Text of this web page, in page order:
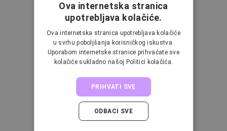
Ako si fan obitelji Kardashian, ovaj party je
upravo za tebe. Svima dobro poznata Kim i
njezin besprijekoran makeup, nadahuno je
mnoge žene na eksperimentiranje sa šminkom
i isprobavanje novih tehnika. Naš party će te
provesti kroz njenu kultnu tehniku
oblikovanja lica, sjenćanih usana, do
odvažnog smokey eyesa. Pridruži nam se na
zabavi i glamuroznim makeup lookom osjećaj
Ova internetska stranica
upotrebljava kolačiće.
Ova internetska stranica upotrebljava kolačiće
u svrhu poboljšanja korisničkog iskustva.
Uporabom internetske stranice prihvaćate sve
kolačiće sukladno našoj Politici kolačića.
PRIHVATI SVE
ODBACI SVE